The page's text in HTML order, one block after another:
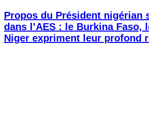
Propos du Président nigérian
dans l’AES : le Burkina Faso,
Niger expriment leur profond